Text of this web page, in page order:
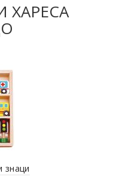
ХАРЕСА
знаци